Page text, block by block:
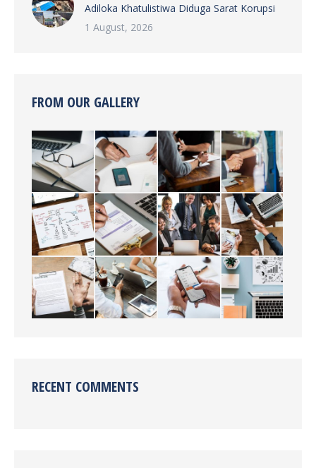
Adiloka Khatulistiwa Diduga Sarat Korupsi
1 August, 2026
FROM OUR GALLERY
RECENT COMMENTS